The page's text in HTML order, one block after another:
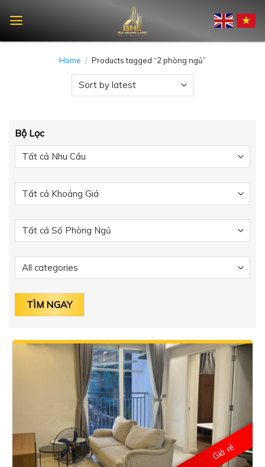
Home / Products tagged “2 phòng ngủ”
Bộ Lọc
Giá rẻ